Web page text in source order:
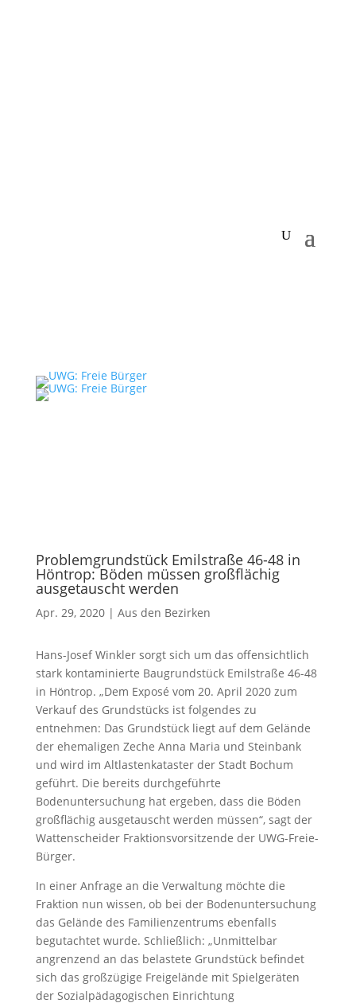
Problemgrundstück Emilstraße 46-48 in
Höntrop: Böden müssen großflächig
ausgetauscht werden
Apr. 29, 2020| Aus den Bezirken
Hans-Josef Winkler sorgt sich um das offensichtlich
stark kontaminierte Baugrundstück Emilstraße 46-48
in Höntrop. „Dem Exposé vom 20. April 2020 zum
Verkauf des Grundstücks ist folgendes zu
entnehmen: Das Grundstück liegt auf dem Gelände
der ehemaligen Zeche Anna Maria und Steinbank
und wird im Altlastenkataster der Stadt Bochum
geführt. Die bereits durchgeführte
Bodenuntersuchung hat ergeben, dass die Böden
großflächig ausgetauscht werden müssen“, sagt der
Wattenscheider Fraktionsvorsitzende der UWG-Freie-
Bürger.
In einer Anfrage an die Verwaltung möchte die
Fraktion nun wissen, ob bei der Bodenuntersuchung
das Gelände des Familienzentrums ebenfalls
begutachtet wurde. Schließlich: „Unmittelbar
angrenzend an das belastete Grundstück befindet
sich das großzügige Freigelände mit Spielgeräten
der Sozialpädagogischen Einrichtung